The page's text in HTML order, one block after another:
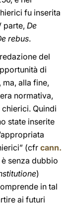
fu inserita
parte, De
rebus.
del
di
alla fine,
normativa,
Quindi
state inserite
(cfr cann.
senza dubbio
)
in tal
ai futuri